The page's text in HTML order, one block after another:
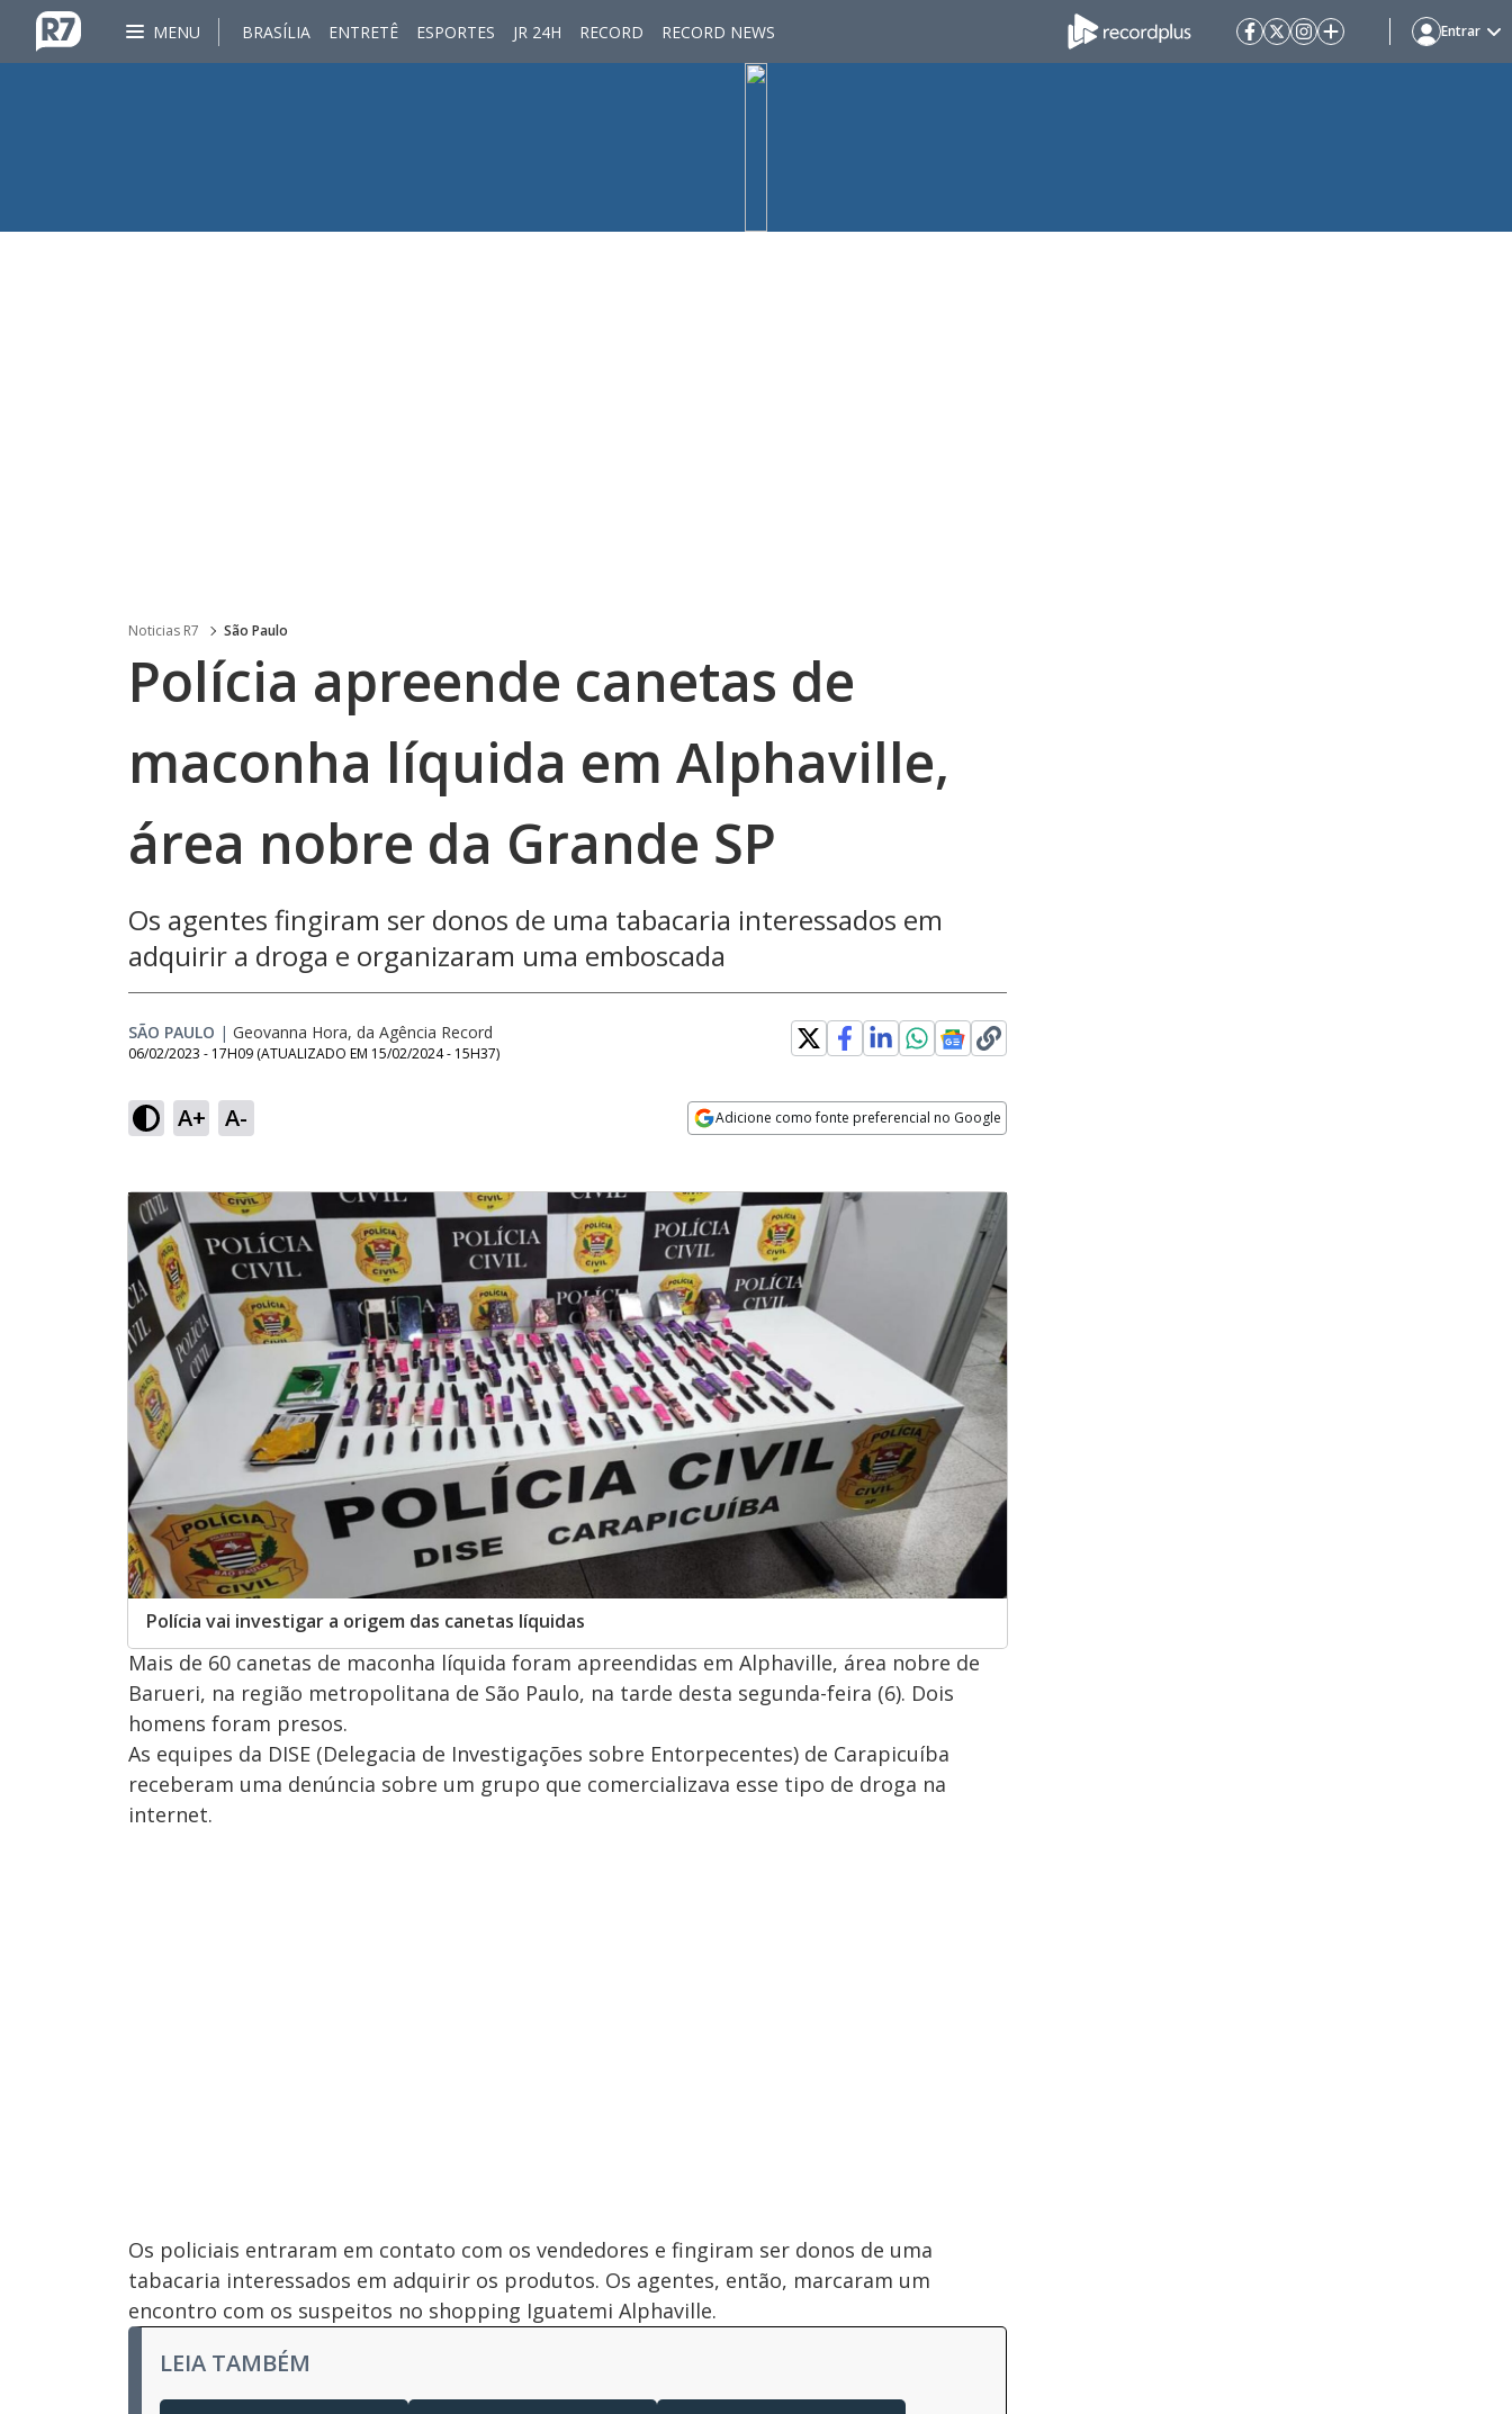
MENU BRASÍLIA ENTRETÊ ESPORTES JR 24H RECORD RECORD NEWS Entrar
Noticias R7 São Paulo
Polícia apreende canetas de
maconha líquida em Alphaville,
área nobre da Grande SP
Os agentes fingiram ser donos de uma tabacaria interessados em
adquirir a droga e organizaram uma emboscada
SÃO PAULO | Geovanna Hora, da Agência Record
06/02/2023 - 17H09 (ATUALIZADO EM 15/02/2024 - 15H37)
A+ A- Adicione como fonte preferencial no Google
Polícia vai investigar a origem das canetas líquidas
Mais de 60 canetas de maconha líquida foram apreendidas em Alphaville, área nobre de
Barueri, na região metropolitana de São Paulo, na tarde desta segunda-feira (6). Dois
homens foram presos.
As equipes da DISE (Delegacia de Investigações sobre Entorpecentes) de Carapicuíba
receberam uma denúncia sobre um grupo que comercializava esse tipo de droga na
internet.
Os policiais entraram em contato com os vendedores e fingiram ser donos de uma
tabacaria interessados em adquirir os produtos. Os agentes, então, marcaram um
encontro com os suspeitos no shopping Iguatemi Alphaville.
LEIA TAMBÉM